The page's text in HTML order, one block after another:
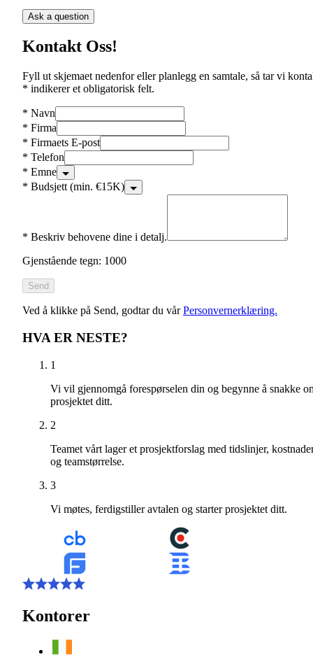
Ask a question
Kontakt Oss!
Fyll ut skjemaet nedenfor eller planlegg en samtale, så tar vi
* indikerer et obligatorisk felt.
* Navn
* Firma
* Firmaets E-post
* Telefon
* Emne
* Budsjett (min. €15K)
* Beskriv behovene dine i detalj.
Gjenstående tegn: 1000
Send
Ved å klikke på Send, godtar du vårPersonvernerklæring.
HVA ER NESTE?
1
Vi vil gjennomgå forespørselen din og begynne å snakke
prosjektet ditt.
2
Teamet vårt lager et prosjektforslag med tidslinjer,
og teamstørrelse.
3
Vi møtes, ferdigstiller avtalen og starter prosjektet ditt.
Kontorer